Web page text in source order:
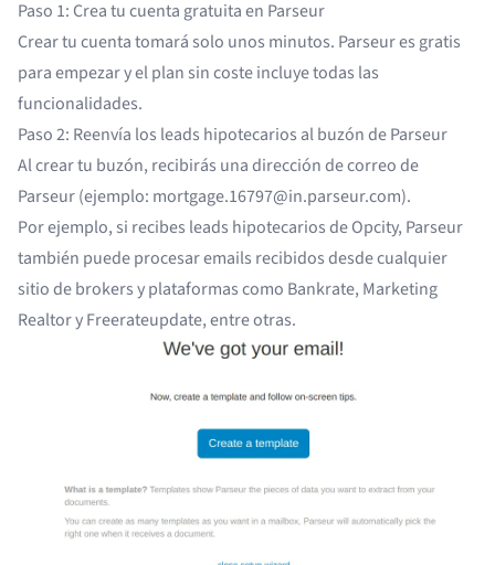
Paso 1: Crea tu cuenta gratuita en Parseur
Crear tu cuenta tomará solo unos minutos. Parseur es gratis
para empezar y el plan sin coste incluye todas las
funcionalidades.
Paso 2: Reenvía los leads hipotecarios al buzón de Parseur
Al crear tu buzón, recibirás una dirección de correo de
Parseur (ejemplo: mortgage.16797@in.parseur.com).
Por ejemplo, si recibes leads hipotecarios deOpcity, Parseur
también puede procesar emails recibidos desde cualquier
sitio de brokers y plataformas como Bankrate, Marketing
RealtoryFreerateupdate, entre otras.